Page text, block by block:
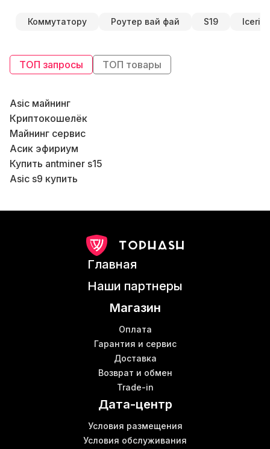
Коммутатору Роутер вай фай S19
ТОП запросы ТОП товары
Asic майнинг
Криптокошелёк
Майнинг сервис
Асик эфириум
Купить antminer s15
Asic s9 купить
Asic платы
Сервис майнинга
Асик для майнинга
Магазин оборудования для майнинга
Switch маршрутизатор
Кошелек для криптовалюты
Купить кошелек для криптовалюты
Купить в Киеве роутер
Whatsminer m10 купить
Майнинг устройство
Главная
Наши партнеры
Магазин
Оплата
Гарантия и сервис
Доставка
Возврат и обмен
Trade-in
Дата-центр
Условия размещения
Условия обслуживания